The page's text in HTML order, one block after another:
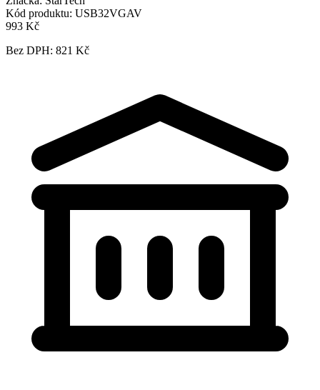
Kód produktu: USB32VGAV
993 Kč
Bez DPH: 821 Kč